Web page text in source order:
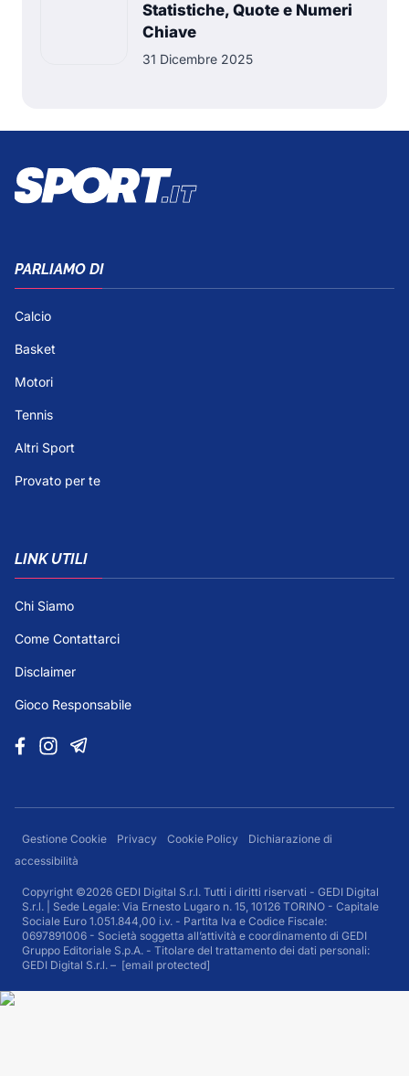
Statistiche, Quote e Numeri
Chiave
31 Dicembre 2025
PARLIAMO DI
Calcio
Basket
Motori
Tennis
Altri Sport
Provato per te
LINK UTILI
Chi Siamo
Come Contattarci
Disclaimer
Gioco Responsabile
Gestione Cookie Privacy Cookie Policy
Dichiarazione di
accessibilità
Copyright ©2026 GEDI Digital S.r.l. Tutti i diritti riservati - GEDI Digital
S.r.l. | Sede Legale: Via Ernesto Lugaro n. 15, 10126 TORINO - Capitale
Sociale Euro 1.051.844,00 i.v. - Partita Iva e Codice Fiscale:
0697891006 - Società soggetta all’attività e coordinamento di GEDI
Gruppo Editoriale S.p.A. - Titolare del trattamento dei dati personali:
GEDI Digital S.r.l. – [email protected]